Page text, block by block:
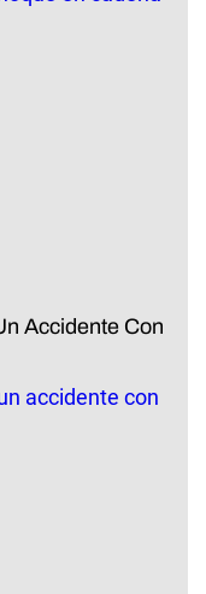
Accidente Con